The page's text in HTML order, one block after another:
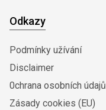
Odkazy
Podmínky užívání
Disclaimer
0chrana osobních údajů
Zásady cookies (EU)